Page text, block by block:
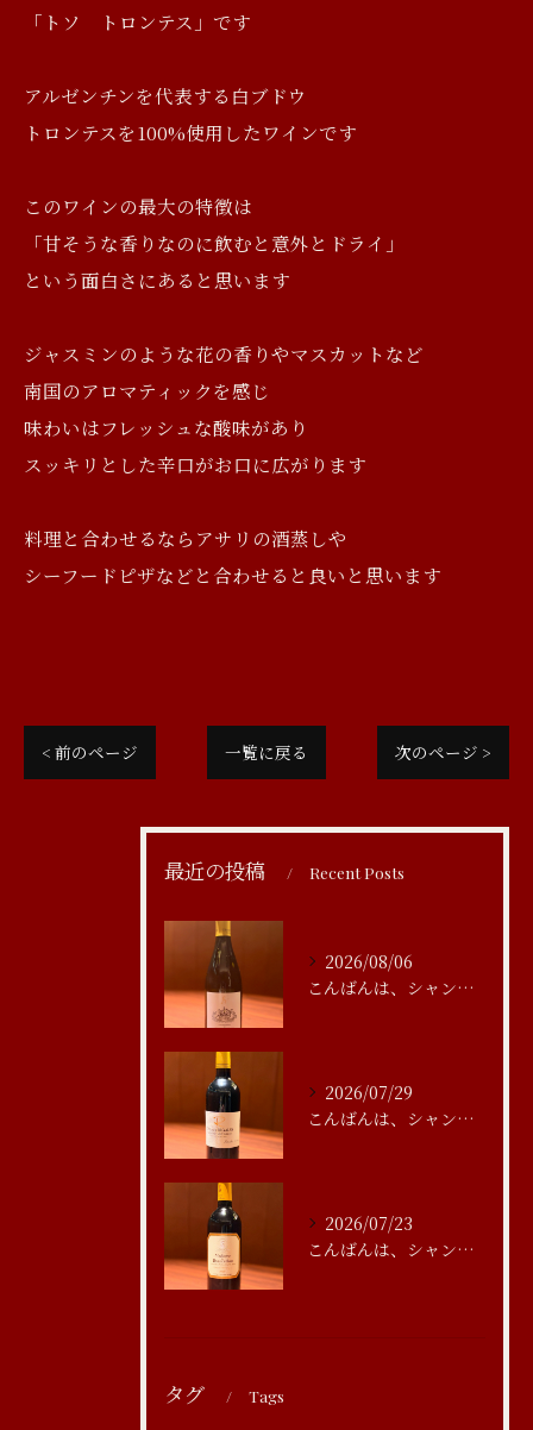
「トソ トロンテス」です
アルゼンチンを代表する白ブドウ
トロンテスを100%使用したワインです
このワインの最大の特徴は
「甘そうな香りなのに飲むと意外とドライ」
という面白さにあると思います
ジャスミンのような花の香りやマスカットなど
南国のアロマティックを感じ
味わいはフレッシュな酸味があり
スッキリとした辛口がお口に広がります
料理と合わせるならアサリの酒蒸しや
シーフードピザなどと合わせると良いと思います
< 前のページ 一覧に戻る 次のページ >
最近の投稿 Recent Posts
2026/08/06
こんばんは、シャンブルアスリール清水です
2026/07/29
こんばんは、シャンブルアスリール清水です
2026/07/23
こんばんは、シャンブルアスリール清水です
タグ Tags